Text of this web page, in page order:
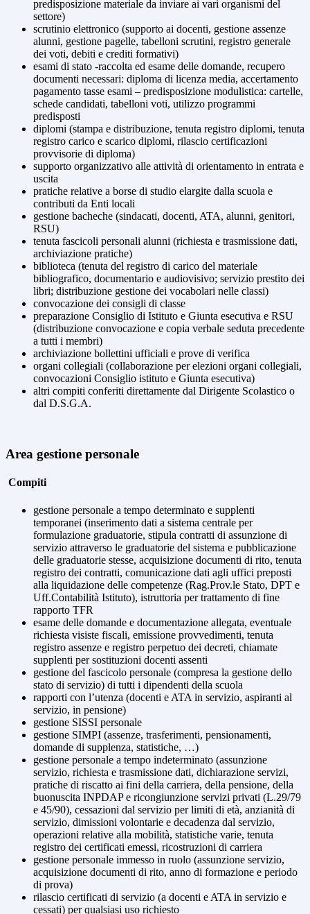
predisposizione materiale da inviare ai vari organismi del
settore)
scrutinio elettronico (supporto ai docenti, gestione assenze
alunni, gestione pagelle, tabelloni scrutini, registro generale
dei voti, debiti e crediti formativi)
esami di stato -raccolta ed esame delle domande, recupero
documenti necessari: diploma di licenza media, accertamento
pagamento tasse esami – predisposizione modulistica: cartelle,
schede candidati, tabelloni voti, utilizzo programmi
predisposti
diplomi (stampa e distribuzione, tenuta registro diplomi, tenuta
registro carico e scarico diplomi, rilascio certificazioni
provvisorie di diploma)
supporto organizzativo alle attività di orientamento in entrata e
uscita
pratiche relative a borse di studio elargite dalla scuola e
contributi da Enti locali
gestione bacheche (sindacati, docenti, ATA, alunni, genitori,
RSU)
tenuta fascicoli personali alunni (richiesta e trasmissione dati,
archiviazione pratiche)
biblioteca (tenuta del registro di carico del materiale
bibliografico, documentario e audiovisivo; servizio prestito dei
libri; distribuzione gestione dei vocabolari nelle classi)
convocazione dei consigli di classe
preparazione Consiglio di Istituto e Giunta esecutiva e RSU
(distribuzione convocazione e copia verbale seduta precedente
a tutti i membri)
archiviazione bollettini ufficiali e prove di verifica
organi collegiali (collaborazione per elezioni organi collegiali,
convocazioni Consiglio istituto e Giunta esecutiva)
altri compiti conferiti direttamente dal Dirigente Scolastico o
dal D.S.G.A.
Area gestione personale
Compiti
gestione personale a tempo determinato e supplenti
temporanei (inserimento dati a sistema centrale per
formulazione graduatorie, stipula contratti di assunzione di
servizio attraverso le graduatorie del sistema e pubblicazione
delle graduatorie stesse, acquisizione documenti di rito, tenuta
registro dei contratti, comunicazione dati agli uffici preposti
alla liquidazione delle competenze (Rag.Prov.le Stato, DPT e
Uff.Contabilità Istituto), istruttoria per trattamento di fine
rapporto TFR
esame delle domande e documentazione allegata, eventuale
richiesta visiste fiscali, emissione provvedimenti, tenuta
registro assenze e registro perpetuo dei decreti, chiamate
supplenti per sostituzioni docenti assenti
gestione del fascicolo personale (compresa la gestione dello
stato di servizio) di tutti i dipendenti della scuola
rapporti con l’utenza (docenti e ATA in servizio, aspiranti al
servizio, in pensione)
gestione SISSI personale
gestione SIMPI (assenze, trasferimenti, pensionamenti,
domande di supplenza, statistiche, …)
gestione personale a tempo indeterminato (assunzione
servizio, richiesta e trasmissione dati, dichiarazione servizi,
pratiche di riscatto ai fini della carriera, della pensione, della
buonuscita INPDAP e ricongiunzione servizi privati (L.29/79
e 45/90), cessazioni dal servizio per limiti di età, anzianità di
servizio, dimissioni volontarie e decadenza dal servizio,
operazioni relative alla mobilità, statistiche varie, tenuta
registro dei certificati emessi, ricostruzioni di carriera
gestione personale immesso in ruolo (assunzione servizio,
acquisizione documenti di rito, anno di formazione e periodo
di prova)
rilascio certificati di servizio (a docenti e ATA in servizio e
cessati) per qualsiasi uso richiesto